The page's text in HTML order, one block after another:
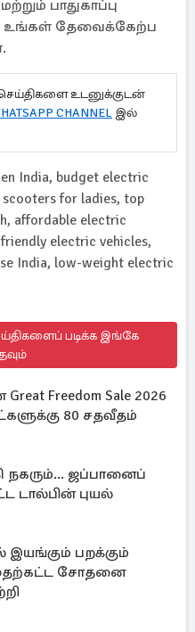
பாதுகாப்பு
தேவைக்கேற்ப
செய்திகளை உடனுக்குடன்
CHANNEL இல்
India, budget electric
for ladies, top
affordable electric
electric vehicles,
India, low-weight electric
படிக்க இங்கே
Freedom Sale 2026
80 சதவீதம்
நகரும்... ஜப்பானைப்
டால்பின் புயல்
இயங்கும் பறக்கும்
சோதனை